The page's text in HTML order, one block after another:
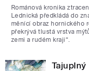
Románová kronika
Lednická předkládá do
měnící obraz hornického
překrývá tlustá vrstva
zemi a rudém kraji“.